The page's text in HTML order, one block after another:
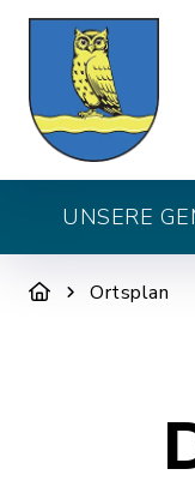
UNSERE
Ortsplan